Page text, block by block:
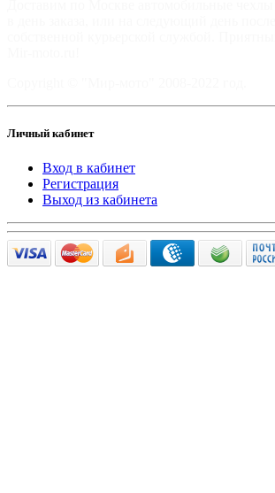
Личный кабинет
Вход в кабинет
Регистрация
Выход из кабинета